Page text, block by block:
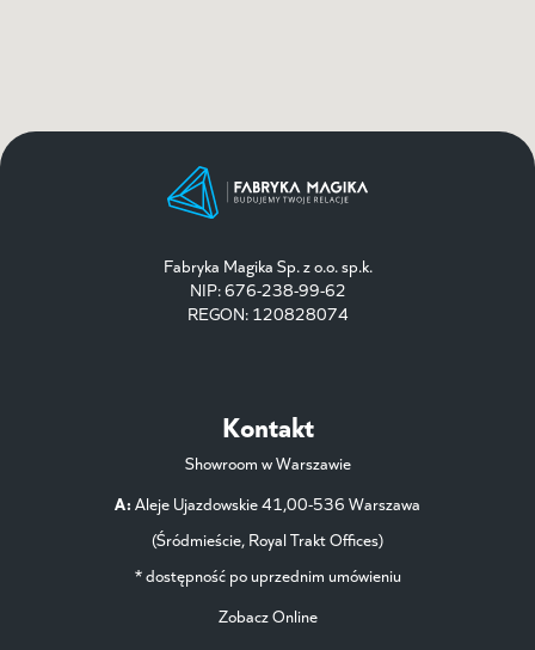
Fabryka Magika Sp. z o.o. sp.k.
NIP: 676-238-99-62
REGON: 120828074
Kontakt
Showroom w Warszawie
A: Aleje Ujazdowskie 41,00-536 Warszawa
(Śródmieście, Royal Trakt Offices)
* dostępność po uprzednim umówieniu
Zobacz Online